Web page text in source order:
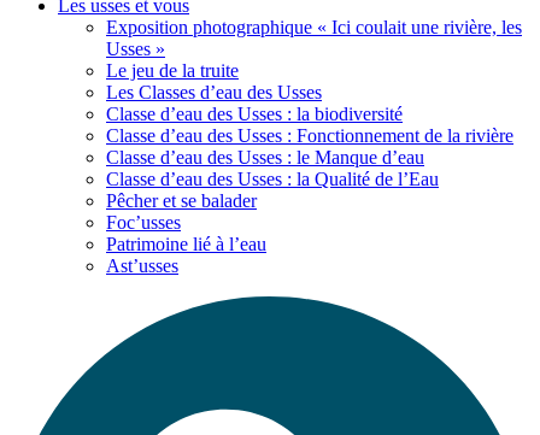
Les usses et vous
Exposition photographique « Ici coulait une rivière, les
Usses »
Le jeu de la truite
Les Classes d’eau des Usses
Classe d’eau des Usses : la biodiversité
Classe d’eau des Usses : Fonctionnement de la rivière
Classe d’eau des Usses : le Manque d’eau
Classe d’eau des Usses : la Qualité de l’Eau
Pêcher et se balader
Foc’usses
Patrimoine lié à l’eau
Ast’usses